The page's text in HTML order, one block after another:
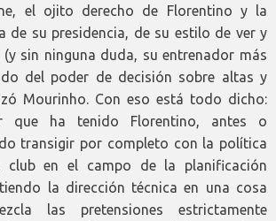
el ojito derecho de Florentino y la
de su presidencia, de su estilo de ver y
sin ninguna duda, su entrenador más
del poder de decisión sobre altas y
Mourinho. Con eso está todo dicho:
que ha tenido Florentino, antes o
transigir por completo con la política
club en el campo de la planificación
la dirección técnica en una cosa
las pretensiones estrictamente